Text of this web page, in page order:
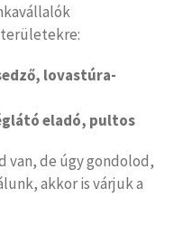
lovastúra-
eladó, pultos
van, de úgy gondolod,
akkor is várjuk a